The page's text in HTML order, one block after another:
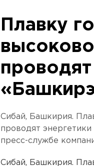
Плавку
Сибай, Башкирия.
проводят
пресс-службе
Сибай, Башкирия.